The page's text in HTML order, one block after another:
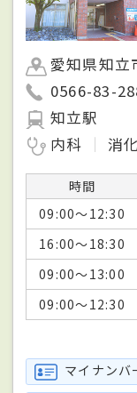
愛知県知立
0566-83-
知立駅
内科
消
時間
09:00～12:30
16:00～18:30
09:00～13:00
09:00～12:30
マイナンバ